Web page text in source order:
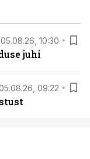
05.08.26, 10:30
juhi
09:22